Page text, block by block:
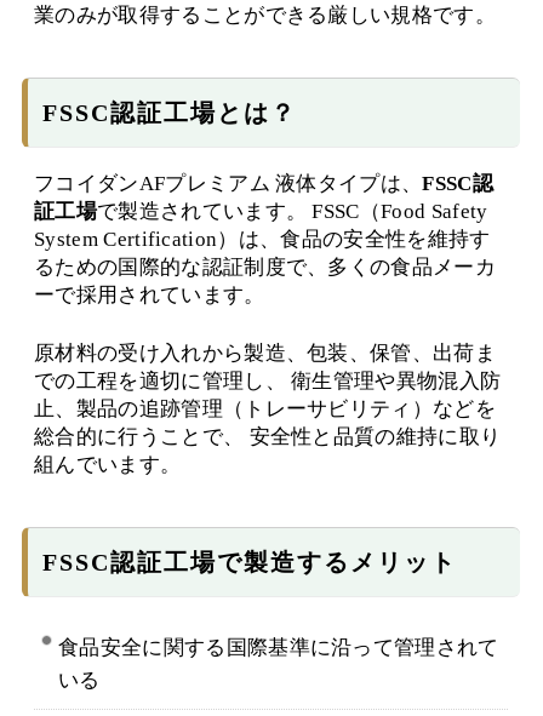
業のみが取得することができる厳しい規格です。
FSSC認証工場とは？
フコイダンAFプレミアム 液体タイプは、FSSC認
証工場で製造されています。 FSSC（Food Safety
System Certification）は、食品の安全性を維持す
るための国際的な認証制度で、多くの食品メーカ
ーで採用されています。
原材料の受け入れから製造、包装、保管、出荷ま
での工程を適切に管理し、 衛生管理や異物混入防
止、製品の追跡管理（トレーサビリティ）などを
総合的に行うことで、 安全性と品質の維持に取り
組んでいます。
FSSC認証工場で製造するメリット
食品安全に関する国際基準に沿って管理されて
いる